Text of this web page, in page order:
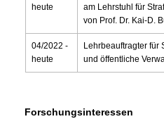
heute
am Lehrstuhl für
von Prof. Dr. Kai-D.
04/2022 -
heute
Lehrbeauftragter für
und öffentliche
Forschungsinteressen